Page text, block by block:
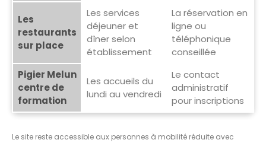
Les
restaurants
sur place
Les services
déjeuner et
dîner selon
établissement
La réservation en
ligne ou
téléphonique
conseillée
Pigier Melun
centre de
formation
Les accueils du
lundi au vendredi
Le contact
administratif
pour inscriptions
Le site reste accessible aux personnes à mobilité réduite avec